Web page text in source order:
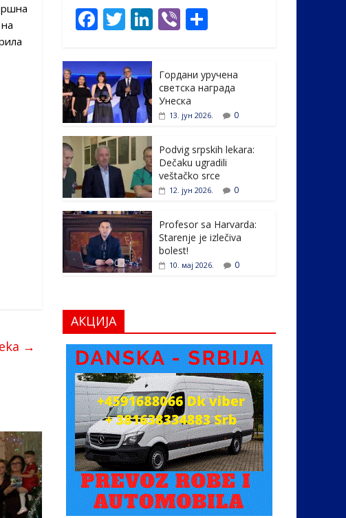
→
F
e
b
o
o
k
T
itt
er
Li
e
dI
n
Vi
e
Гордани уручена
светска награда
Унеска
13. јун 2026. 0
Podvig srpskih lekara:
Dečaku ugradili
veštačko srce
12. јун 2026. 0
Profesor sa Harvarda:
Starenje je izlečiva
bolest!
10. мај 2026. 0
АКЦИЈА